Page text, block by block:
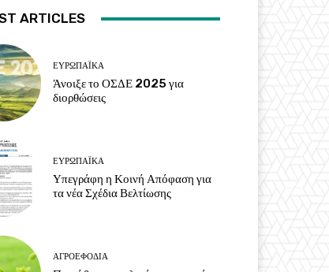
ARTICLES
ΕΥΡΩΠΑΪΚΆ
Άνοιξε το ΟΣΔΕ 2025 για
διορθώσεις
ΕΥΡΩΠΑΪΚΆ
Υπεγράφη η Κοινή Απόφαση για
τα νέα Σχέδια Βελτίωσης
ΑΓΡΟΕΦΌΔΙΑ